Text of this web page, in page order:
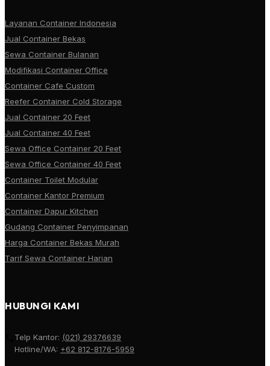
Layanan Container Indonesia
Jual Container Bekas
Sewa Container Bulanan
Modifikasi Container Office
Container Cafe Custom
Reefer Container Cold Storage
Jual Container 20 Feet
Jual Container 40 Feet
Sewa Office Container 20 Feet
Sewa Office Container 40 Feet
Container Toilet Modular
Container Kantor Premium
Container Dapur Kitchen
Gudang Container Penyimpanan
Harga Container Bekas Murah
Tarif Sewa Container Harian
HUBUNGI KAMI
Telp Kantor: (021) 29376639
Hotline/WA: +62 812-8176-5959